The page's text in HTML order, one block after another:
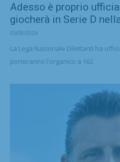
Adesso è proprio
giocherà in Serie D
05/08/2026
La Lega Nazionale Dilettanti ha
porteranno l'organico a 162